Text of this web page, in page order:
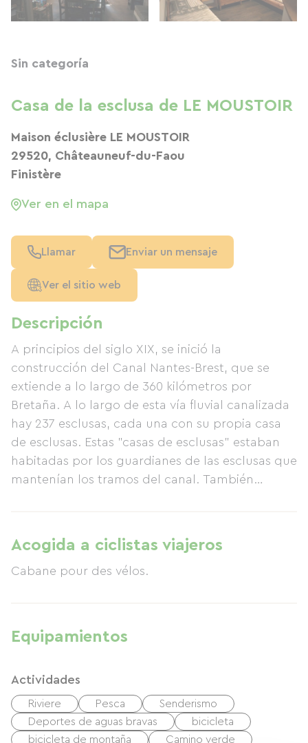
Descripción
A principios del siglo XIX, se inició la
construcción del Canal Nantes-Brest, que se
extiende a lo largo de 360 ​​kilómetros por
Bretaña. A lo largo de esta vía fluvial canalizada
hay 237 esclusas, cada una con su propia casa
de esclusas. Estas "casas de esclusas" estaban
habitadas por los guardianes de las esclusas que
mantenían los tramos del canal. También
Ahora puede alquilar la casa de esclusas n.º 216,
"Le Moustoir", en Châteauneuf-du-Faou, ubicada
en el corazón del departamento de Finistère. "Le
Planta baja: cocina bien equipada, comedor,
amplio salón con chimenea, aseo, una
cama supletoria, una habitación doble (con
acceso limitado para personas con
discapacidad), un baño independiente con
inodoro, ducha, lavadora y secadora. Primera
Acogida a ciclistas viajeros
Cabane pour des vélos.
Equipamientos
Actividades
Riviere Pesca
Senderismo
Deportes de aguas bravas
bicicleta
bicicleta de montaña
Camino verde
Sin categoría
Casa de la esclusa de LE MOUSTOIR
Maison éclusière LE MOUSTOIR
29520, Châteauneuf-du-Faou
Finistère
Ver en el mapa
Llamar Enviar un mensaje
Ver el sitio web